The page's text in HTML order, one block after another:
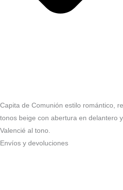
Capita de Comunión estilo romántico,
tonos beige con abertura en delantero
Valencié al tono.
Envíos y devoluciones